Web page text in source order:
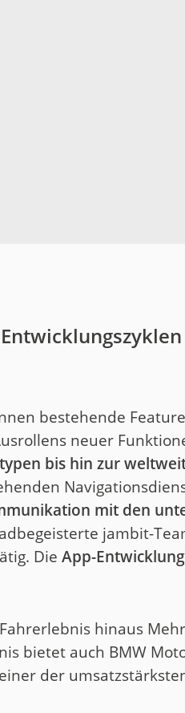
bestehende
neuer
bis hin zur
mit den
jambit-
Die App-
hinaus
bietet auch BMW
der